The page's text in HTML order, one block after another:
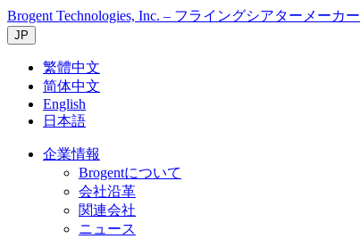
Brogent Technologies, Inc. – フライングシアターメーカー
JP
繁體中文
简体中文
English
日本語
企業情報
Brogentについて
会社沿革
関連会社
ニュース